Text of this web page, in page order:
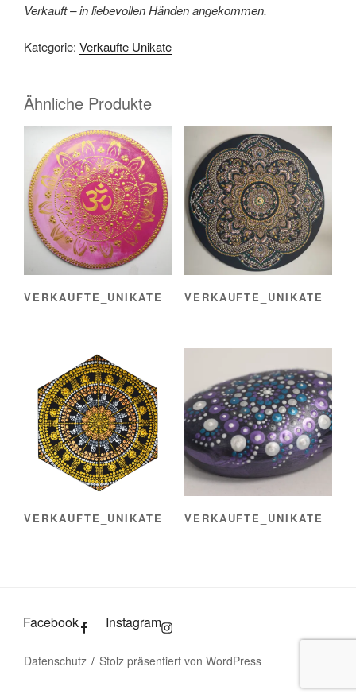
Verkauft – in liebevollen Händen angekommen.
Kategorie: Verkaufte Unikate
Ähnliche Produkte
VERKAUFTE_UNIKATE VERKAUFTE_UNIKATE
VERKAUFTE_UNIKATE VERKAUFTE_UNIKATE
Facebook Instagram
Datenschutz Stolz präsentiert von WordPress